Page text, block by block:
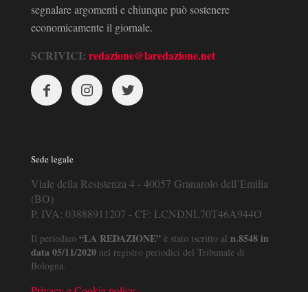
segnalare argomenti e chiunque può sostenere
economicamente il giornale.
SCRIVICI: redazione@laredazione.net
Sede legale
Viale della Resistenza 4 - 40057 Granarolo dell’Emilia
(BO)
P. IVA: 03888911207 - CF: LCNDNL70T46A944O
Il periodico “LA REDAZIONE” è stato iscritto al n.8548 in
data 05/11/2020 nel registro periodici del Tribunale di
Bologna.